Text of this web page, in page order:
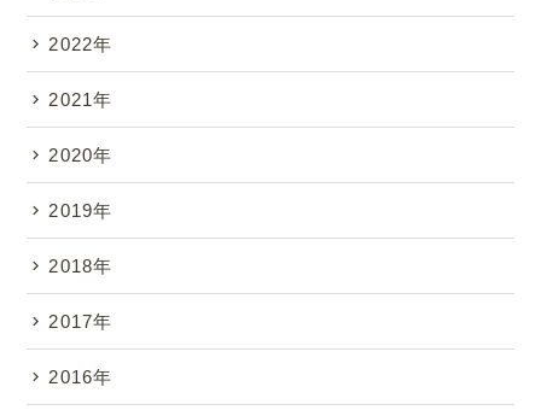
2022年
2021年
2020年
2019年
2018年
2017年
2016年